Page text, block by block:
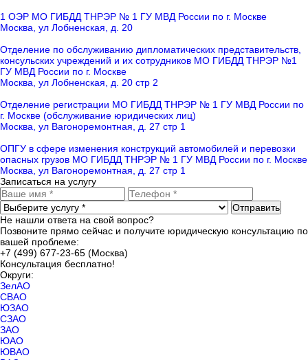
1 ОЭР МО ГИБДД ТНРЭР № 1 ГУ МВД России по г. Москве
Москва, ул Лобненская, д. 20
Отделение по обслуживанию дипломатических представительств,
консульских учреждений и их сотрудников МО ГИБДД ТНРЭР №1
ГУ МВД России по г. Москве
Москва, ул Лобненская, д. 20 стр 2
Отделение регистрации МО ГИБДД ТНРЭР № 1 ГУ МВД России по
г. Москве (обслуживание юридических лиц)
Москва, ул Вагоноремонтная, д. 27 стр 1
ОПГУ в сфере изменения конструкций автомобилей и перевозки
опасных грузов МО ГИБДД ТНРЭР № 1 ГУ МВД России по г. Москве
Москва, ул Вагоноремонтная, д. 27 стр 1
Записаться на услугу
Отправить
Не нашли ответа на свой вопрос?
Позвоните прямо сейчас и получите юридическую консультацию по
вашей проблеме:
+7 (499) 677-23-65 (Москва)
Консультация бесплатно!
Округи:
ЗелАО
СВАО
ЮЗАО
СЗАО
ЗАО
ЮАО
ЮВАО